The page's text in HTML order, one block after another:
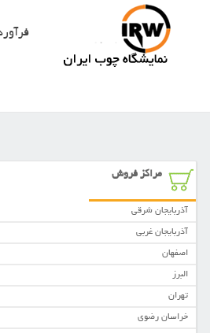
مراکز فروش
آذربایجان شرقی
آذربایجان غربی
اصفهان
البرز
تهران
خراسان رضوی